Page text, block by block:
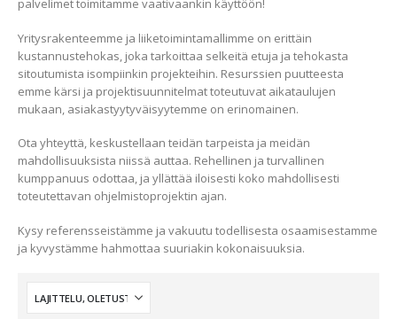
palvelimet toimitamme vaativaankin käyttöön!
Yritysrakenteemme ja liiketoimintamallimme on erittäin
kustannustehokas, joka tarkoittaa selkeitä etuja ja tehokasta
sitoutumista isompiinkin projekteihin. Resurssien puutteesta
emme kärsi ja projektisuunnitelmat toteutuvat aikataulujen
mukaan, asiakastyytyväisyytemme on erinomainen.
Ota yhteyttä, keskustellaan teidän tarpeista ja meidän
mahdollisuuksista niissä auttaa. Rehellinen ja turvallinen
kumppanuus odottaa, ja yllättää iloisesti koko mahdollisesti
toteutettavan ohjelmistoprojektin ajan.
Kysy referensseistämme ja vakuutu todellisesta osaamisestamme
ja kyvystämme hahmottaa suuriakin kokonaisuuksia.